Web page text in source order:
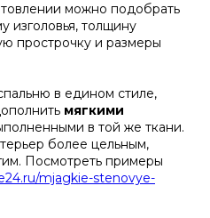
можно подобрать
изголовья, толщину
прострочку и размеры
в едином стиле,
мягкими
в той же ткани.
более цельным,
Посмотреть примеры
mjagkie-stenovye-